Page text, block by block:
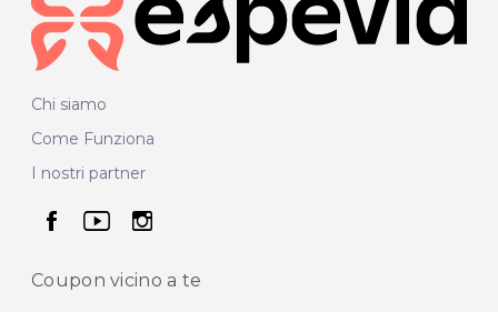
Chi siamo
Come Funziona
I nostri partner
seguici su facebook
seguici su youtube
seguici su instagram
Coupon vicino a te